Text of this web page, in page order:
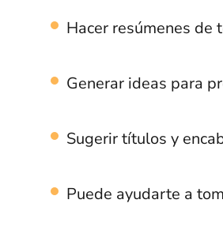
Hacer resúmenes de
Generar ideas para
Sugerir títulos y
Puede ayudarte a